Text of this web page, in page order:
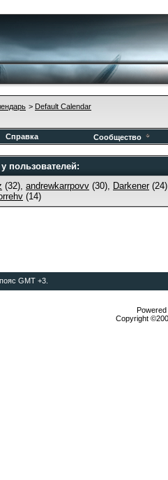
> Default Calendar
Справка Сообщество
пользователей:
(32), andrewkarrpovv (30), Darkener
(14)
GMT +3.
Copyright